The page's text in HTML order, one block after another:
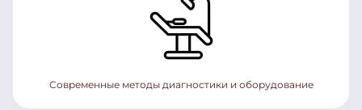
Современные методы диагностики и оборудование